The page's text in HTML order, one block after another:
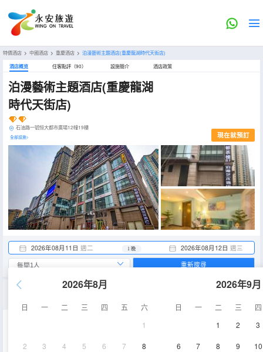
特價酒店 > 中國酒店 > 重慶酒店 > 泊漫藝術主題酒店(重慶龍湖時代天街店)
酒店概览 住客點評（90） 設施簡介 酒店政策
泊漫藝術主題酒店(重慶龍湖
時代天街店)
石油路一號恒大都市廣場12幢19樓
全部設施> 現在就預訂
2026年08月11日 週二 2026年08月12日 週三
1 晚
2026年8月
日 一 二 三 四 五
六
1
2 3 4 5 6 7 8
2026年9月
日 一 二 三
四
1
2 3
6 7 8 9 10
重新搜尋
空調